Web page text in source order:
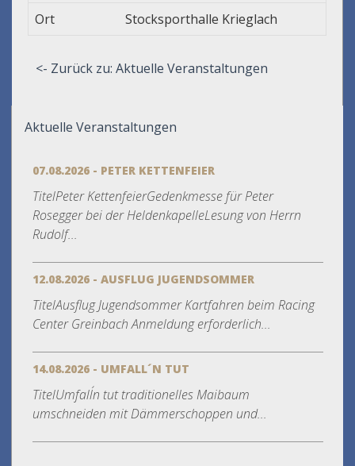
Ort
Stocksporthalle Krieglach
<- Zurück zu: Aktuelle Veranstaltungen
Aktuelle Veranstaltungen
07.08.2026 - PETER KETTENFEIER
TitelPeter KettenfeierGedenkmesse für Peter
Rosegger bei der HeldenkapelleLesung von Herrn
Rudolf...
12.08.2026 - AUSFLUG JUGENDSOMMER
TitelAusflug Jugendsommer Kartfahren beim Racing
Center Greinbach Anmeldung erforderlich...
14.08.2026 - UMFALL´N TUT
TitelUmfall´n tut traditionelles Maibaum
umschneiden mit Dämmerschoppen und...